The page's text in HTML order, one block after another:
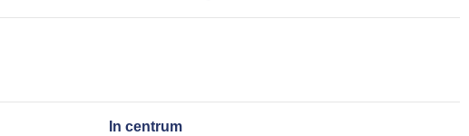
In centrum